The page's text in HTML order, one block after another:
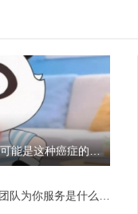
口腔溃疡总不好、脖子长包？可能是这种癌症的高危信号→
服务是什么样的体验？